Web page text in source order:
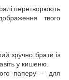
перетворюють
твого
зручно брати із
у кишеню.
паперу – для